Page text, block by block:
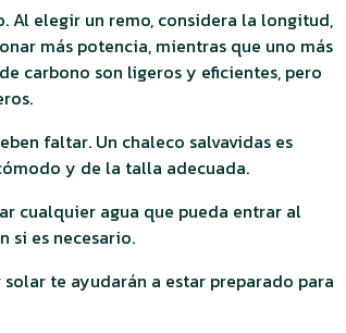
Al elegir un remo, considera la longitud,
más potencia, mientras que uno más
carbono son ligeros y eficientes, pero
faltar. Un chaleco salvavidas es
y de la talla adecuada.
cualquier agua que pueda entrar al
si es necesario.
te ayudarán a estar preparado para